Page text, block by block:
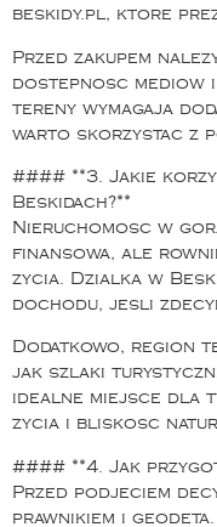
beskidy.pl, ktore
Przed zakupem
dostepnosc mediow
tereny wymagaja
warto skorzystac z
#### **3. Jakie
Beskidach?**
Nieruchomosc w
finansowa, ale
zycia. Dzialka w
dochodu, jesli
Dodatkowo, region
jak szlaki
idealne miejsce dla
zycia i bliskosc
#### **4. Jak
Przed podjeciem
prawnikiem i